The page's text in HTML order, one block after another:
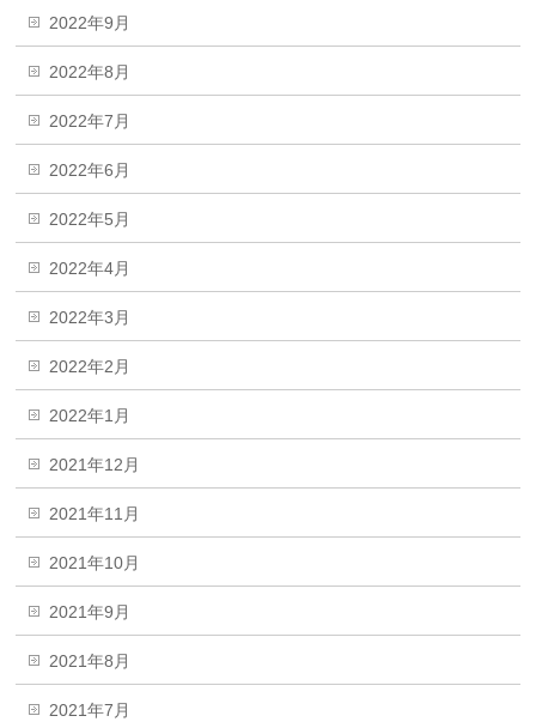
2022年9月
2022年8月
2022年7月
2022年6月
2022年5月
2022年4月
2022年3月
2022年2月
2022年1月
2021年12月
2021年11月
2021年10月
2021年9月
2021年8月
2021年7月